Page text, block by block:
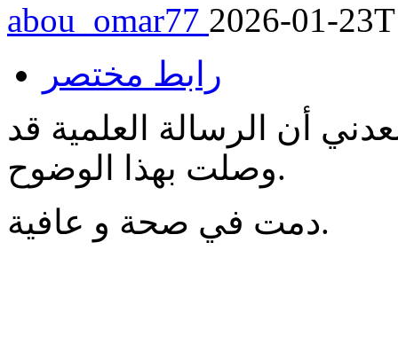
abou_omar77 2026-01-
رابط مختصر
أن الرسالة العلمية قد
وصلت بهذا الوضوح.
دمت في صحة و عافية.